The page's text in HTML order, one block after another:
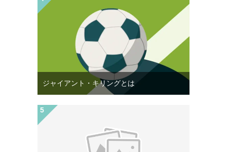
ジャイアント・キリングとは